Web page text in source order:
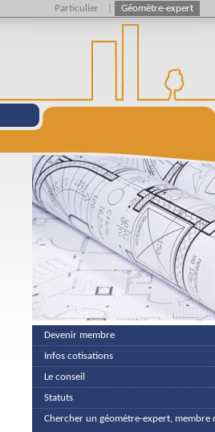
Devenir membre
Infos cotisations
Le conseil
Statuts
Chercher un géomètre-expert, membre
Particulier Géomètre-expert